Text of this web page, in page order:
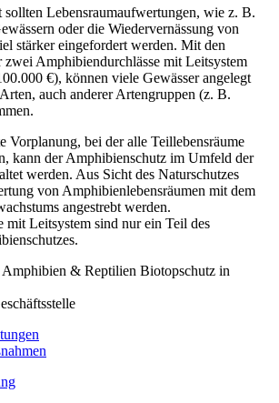
sollten Lebensraumaufwertungen, wie z. B.
oder die Wiedervernässung von
stärker eingefordert werden. Mit den
Amphibiendurchlässe mit Leitsystem
€), können viele Gewässer angelegt
auch anderer Artengruppen (z. B.
Vorplanung, bei der alle Teillebensräume
kann der Amphibienschutz im Umfeld der
werden. Aus Sicht des Naturschutzes
von Amphibienlebensräumen mit dem
angestrebt werden.
mit Leitsystem sind nur ein Teil des
& Reptilien Biotopschutz in